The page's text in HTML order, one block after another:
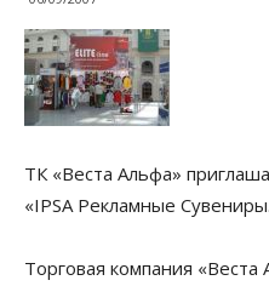
ТК «Веста Альфа»
«IPSA Рекламные
Торговая компания